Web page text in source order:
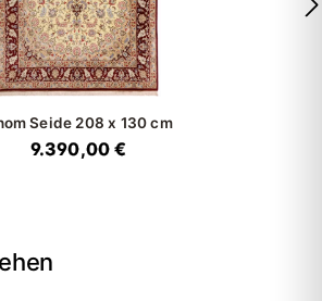
Seide 208 x 130 cm
9.390,00 €